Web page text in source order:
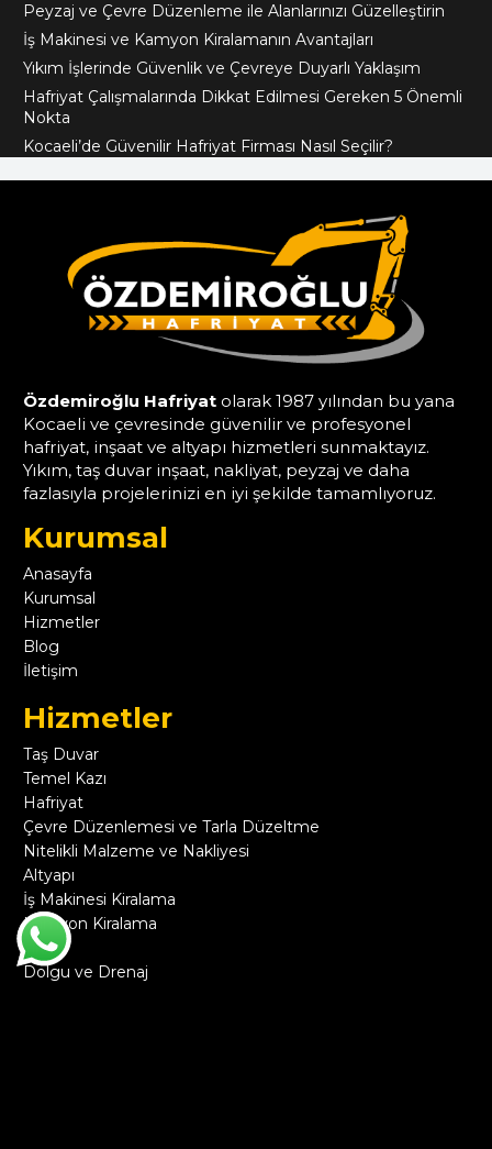
Peyzaj ve Çevre Düzenleme ile Alanlarınızı Güzelleştirin
İş Makinesi ve Kamyon Kiralamanın Avantajları
Yıkım İşlerinde Güvenlik ve Çevreye Duyarlı Yaklaşım
Hafriyat Çalışmalarında Dikkat Edilmesi Gereken 5 Önemli
Nokta
Kocaeli’de Güvenilir Hafriyat Firması Nasıl Seçilir?
Özdemiroğlu Hafriyat olarak 1987 yılından bu yana
Kocaeli ve çevresinde güvenilir ve profesyonel
hafriyat, inşaat ve altyapı hizmetleri sunmaktayız.
Yıkım, taş duvar inşaat, nakliyat, peyzaj ve daha
fazlasıyla projelerinizi en iyi şekilde tamamlıyoruz.
Kurumsal
Anasayfa
Kurumsal
Hizmetler
Blog
İletişim
Hizmetler
Taş Duvar
Temel Kazı
Hafriyat
Çevre Düzenlemesi ve Tarla Düzeltme
Nitelikli Malzeme ve Nakliyesi
Altyapı
İş Makinesi Kiralama
Kamyon Kiralama
Yıkım
Dolgu ve Drenaj